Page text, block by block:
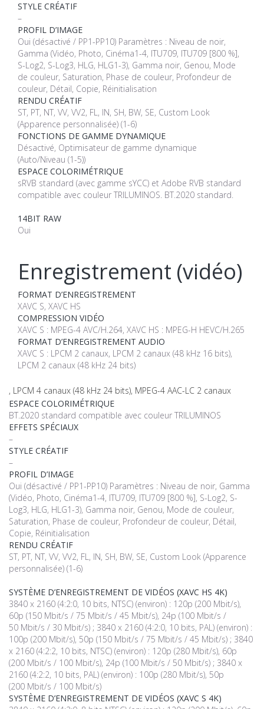
STYLE CRÉATIF
–
PROFIL D’IMAGE
Oui (désactivé / PP1-PP10) Paramètres : Niveau de noir,
Gamma (Vidéo, Photo, Cinéma1-4, ITU709, ITU709 [800 %],
S-Log2, S-Log3, HLG, HLG1-3), Gamma noir, Genou, Mode
de couleur, Saturation, Phase de couleur, Profondeur de
couleur, Détail, Copie, Réinitialisation
RENDU CRÉATIF
ST, PT, NT, VV, VV2, FL, IN, SH, BW, SE, Custom Look
(Apparence personnalisée) (1-6)
FONCTIONS DE GAMME DYNAMIQUE
Désactivé, Optimisateur de gamme dynamique
(Auto/Niveau (1-5))
ESPACE COLORIMÉTRIQUE
sRVB standard (avec gamme sYCC) et Adobe RVB standard
compatible avec couleur TRILUMINOS. BT.2020 standard.
14BIT RAW
Oui
Enregistrement (vidéo)
FORMAT D’ENREGISTREMENT
XAVC S, XAVC HS
COMPRESSION VIDÉO
XAVC S : MPEG-4 AVC/H.264, XAVC HS : MPEG-H HEVC/H.265
FORMAT D’ENREGISTREMENT AUDIO
XAVC S : LPCM 2 canaux, LPCM 2 canaux (48 kHz 16 bits),
LPCM 2 canaux (48 kHz 24 bits)
, LPCM 4 canaux (48 kHz 24 bits), MPEG-4 AAC-LC 2 canaux
ESPACE COLORIMÉTRIQUE
BT.2020 standard compatible avec couleur TRILUMINOS
EFFETS SPÉCIAUX
–
STYLE CRÉATIF
–
PROFIL D’IMAGE
Oui (désactivé / PP1-PP10) Paramètres : Niveau de noir, Gamma
(Vidéo, Photo, Cinéma1-4, ITU709, ITU709 [800 %], S-Log2, S-
Log3, HLG, HLG1-3), Gamma noir, Genou, Mode de couleur,
Saturation, Phase de couleur, Profondeur de couleur, Détail,
Copie, Réinitialisation
RENDU CRÉATIF
ST, PT, NT, VV, VV2, FL, IN, SH, BW, SE, Custom Look (Apparence
personnalisée) (1-6)
SYSTÈME D’ENREGISTREMENT DE VIDÉOS (XAVC HS 4K)
3840 x 2160 (4:2:0, 10 bits, NTSC) (environ) : 120p (200 Mbit/s),
60p (150 Mbit/s / 75 Mbit/s / 45 Mbit/s), 24p (100 Mbit/s /
50 Mbit/s / 30 Mbit/s) ; 3840 x 2160 (4:2:0, 10 bits, PAL) (environ) :
100p (200 Mbit/s), 50p (150 Mbit/s / 75 Mbit/s / 45 Mbit/s) ; 3840
x 2160 (4:2:2, 10 bits, NTSC) (environ) : 120p (280 Mbit/s), 60p
(200 Mbit/s / 100 Mbit/s), 24p (100 Mbit/s / 50 Mbit/s) ; 3840 x
2160 (4:2:2, 10 bits, PAL) (environ) : 100p (280 Mbit/s), 50p
(200 Mbit/s / 100 Mbit/s)
SYSTÈME D’ENREGISTREMENT DE VIDÉOS (XAVC S 4K)